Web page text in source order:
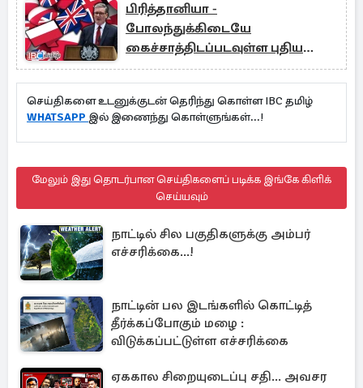
பிரித்தானியா -
போலந்துக்கிடையே
கைச்சாத்திடப்படவுள்ள புதிய
ஒப்பந்தம்
செய்திகளை உடனுக்குடன் தெரிந்து கொள்ள IBC தமிழ்
WHATSAPP இல் இணைந்து கொள்ளுங்கள்...!
மேலும் இது தொடர்பான செய்திகளைப் படிக்க இங்கே கிளிக்
செய்யவும்
நாட்டில் சில பகுதிகளுக்கு அம்பர்
எச்சரிக்கை...!
நாட்டின் பல இடங்களில் கொட்டித்
தீர்க்கப்போகும் மழை :
விடுக்கப்பட்டுள்ள எச்சரிக்கை
ஏககால சிறையுடைப்பு சதி... அவசர